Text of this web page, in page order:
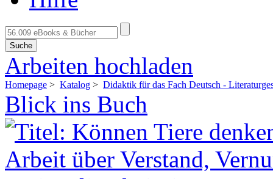
Suche
Arbeiten hochladen
Homepage > Katalog > Didaktik für das Fach Deutsch -
Blick ins Buch